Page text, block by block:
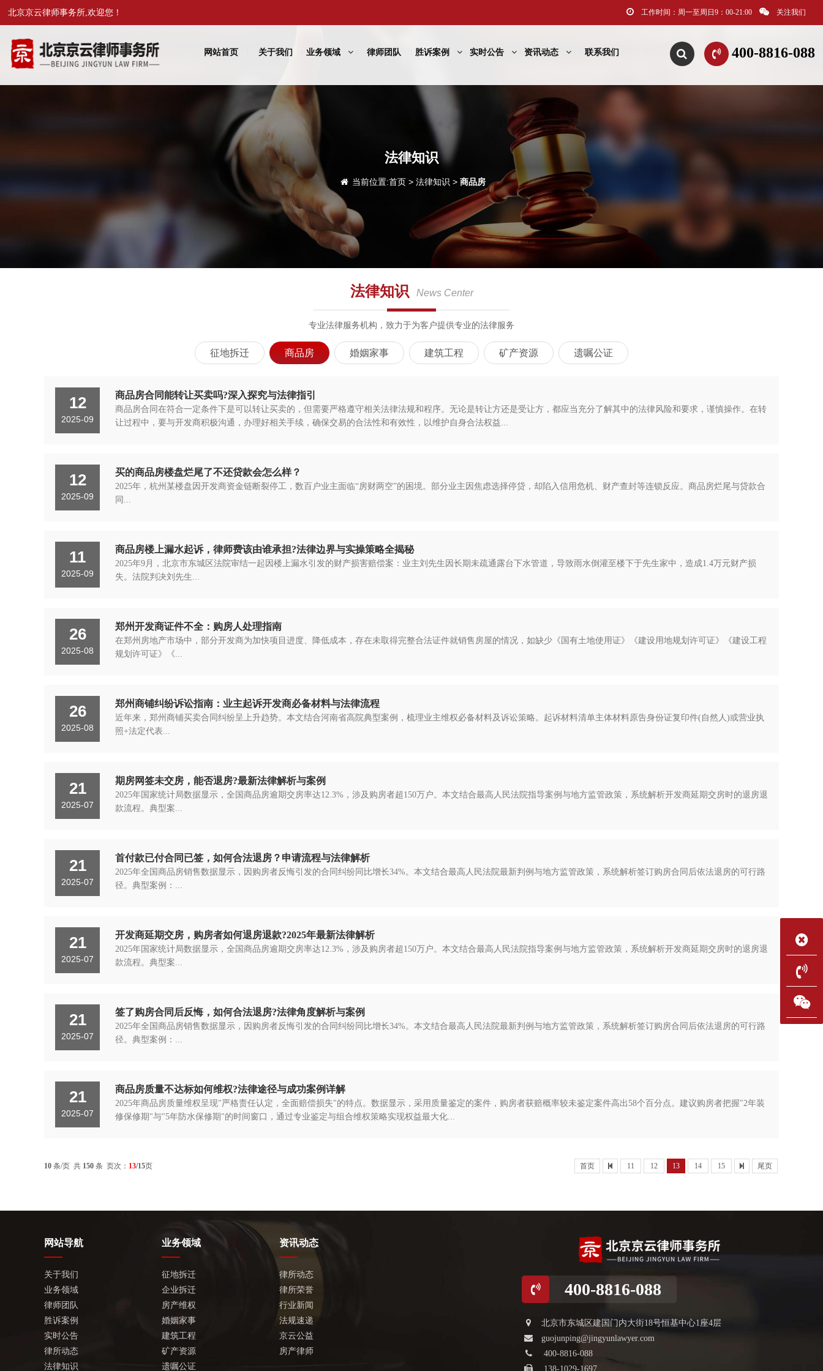
北京京云律师事务所,欢迎您！ 工作时间：周一至周日9：00-21:00 关注我们
400-8816-088
网站首页 关于我们 业务领域 律师团队 胜诉案例 实时公告 资讯动态 联系我们
法律知识
当前位置:首页 >法律知识 >商品房
法律知识 News Center
专业法律服务机构，致力于为客户提供专业的法律服务
征地拆迁 商品房 婚姻家事 建筑工程 矿产资源 遗嘱公证
12
2025-09
商品房合同能转让买卖吗?深入探究与法律指引
商品房合同在符合一定条件下是可以转让买卖的，但需要严格遵守相关法律法规和程序。无论是转让方还是受让方，都应当充分了解其中的法律风险和要求，谨慎操作。在转
让过程中，要与开发商积极沟通，办理好相关手续，确保交易的合法性和有效性，以维护自身合法权益...
12
2025-09
买的商品房楼盘烂尾了不还贷款会怎么样？
2025年，杭州某楼盘因开发商资金链断裂停工，数百户业主面临“房财两空”的困境。部分业主因焦虑选择停贷，却陷入信用危机、财产查封等连锁反应。商品房烂尾与贷款合
同...
11
2025-09
商品房楼上漏水起诉，律师费该由谁承担?法律边界与实操策略全揭秘
2025年9月，北京市东城区法院审结一起因楼上漏水引发的财产损害赔偿案：业主刘先生因长期未疏通露台下水管道，导致雨水倒灌至楼下于先生家中，造成1.4万元财产损
失。法院判决刘先生...
26
2025-08
郑州开发商证件不全：购房人处理指南
在郑州房地产市场中，部分开发商为加快项目进度、降低成本，存在未取得完整合法证件就销售房屋的情况，如缺少《国有土地使用证》《建设用地规划许可证》《建设工程
规划许可证》《...
26
2025-08
郑州商铺纠纷诉讼指南：业主起诉开发商必备材料与法律流程
近年来，郑州商铺买卖合同纠纷呈上升趋势。本文结合河南省高院典型案例，梳理业主维权必备材料及诉讼策略。起诉材料清单主体材料原告身份证复印件(自然人)或营业执
照+法定代表...
21
2025-07
期房网签未交房，能否退房?最新法律解析与案例
2025年国家统计局数据显示，全国商品房逾期交房率达12.3%，涉及购房者超150万户。本文结合最高人民法院指导案例与地方监管政策，系统解析开发商延期交房时的退房退
款流程。典型案...
21
2025-07
首付款已付合同已签，如何合法退房？申请流程与法律解析
2025年全国商品房销售数据显示，因购房者反悔引发的合同纠纷同比增长34%。本文结合最高人民法院最新判例与地方监管政策，系统解析签订购房合同后依法退房的可行路
径。典型案例：...
21
2025-07
开发商延期交房，购房者如何退房退款?2025年最新法律解析
2025年国家统计局数据显示，全国商品房逾期交房率达12.3%，涉及购房者超150万户。本文结合最高人民法院指导案例与地方监管政策，系统解析开发商延期交房时的退房退
款流程。典型案...
21
2025-07
签了购房合同后反悔，如何合法退房?法律角度解析与案例
2025年全国商品房销售数据显示，因购房者反悔引发的合同纠纷同比增长34%。本文结合最高人民法院最新判例与地方监管政策，系统解析签订购房合同后依法退房的可行路
径。典型案例：...
21
2025-07
商品房质量不达标如何维权?法律途径与成功案例详解
2025年商品房质量维权呈现"严格责任认定，全面赔偿损失"的特点。数据显示，采用质量鉴定的案件，购房者获赔概率较未鉴定案件高出58个百分点。建议购房者把握"2年装
修保修期"与"5年防水保修期"的时间窗口，通过专业鉴定与组合维权策略实现权益最大化...
10 条/页 共 150 条 页次： 13/15页 首页 11 12 13 14 15 尾页
网站导航
关于我们
业务领域
律师团队
胜诉案例
实时公告
律所动态
法律知识
业务领域
征地拆迁
企业拆迁
房产维权
婚姻家事
建筑工程
矿产资源
遗嘱公证
资讯动态
律所动态
律所荣誉
行业新闻
法规速递
京云公益
房产律师
400-8816-088
北京市东城区建国门内大街18号恒基中心1座4层
guojunping@jingyunlawyer.com
400-8816-088
138-1029-1697